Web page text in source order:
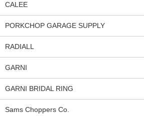
CALEE
PORKCHOP GARAGE SUPPLY
RADIALL
GARNI
GARNI BRIDAL RING
Sams Choppers Co.